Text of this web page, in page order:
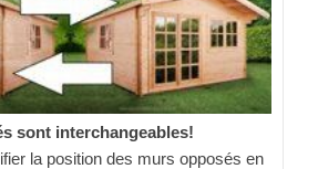
sont interchangeables!
la position des murs opposés en